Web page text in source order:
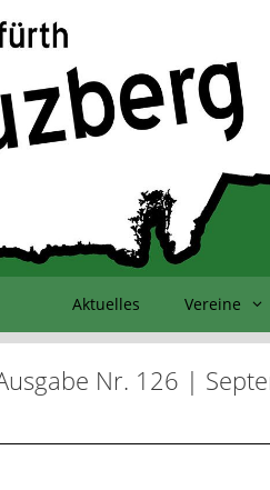
Aktuelles Vereine
Nr. 126 |